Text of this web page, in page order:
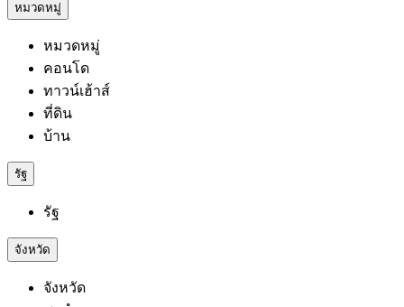
หมวดหมู่
หมวดหมู่
คอนโด
ทาวน์เฮ้าส์
ที่ดิน
บ้าน
รัฐ
รัฐ
จังหวัด
จังหวัด